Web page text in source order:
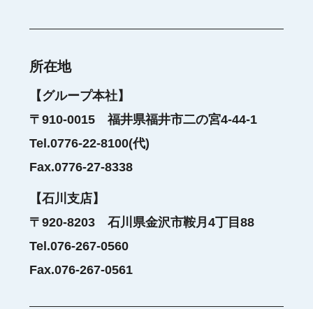
所在地
【グループ本社】
〒910-0015 福井県福井市二の宮4-44-1
Tel.0776-22-8100(代)
Fax.0776-27-8338
【石川支店】
〒920-8203 石川県金沢市鞍月4丁目88
Tel.076-267-0560
Fax.076-267-0561